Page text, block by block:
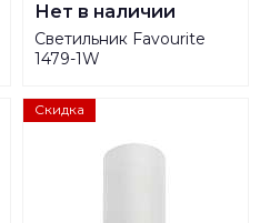
Нет в наличии
Светильник Favourite
1479-1W
Скидка